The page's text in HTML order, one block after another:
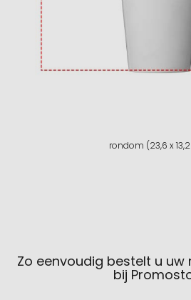
rondom (23,6 x
Zo eenvoudig bestelt u
bij